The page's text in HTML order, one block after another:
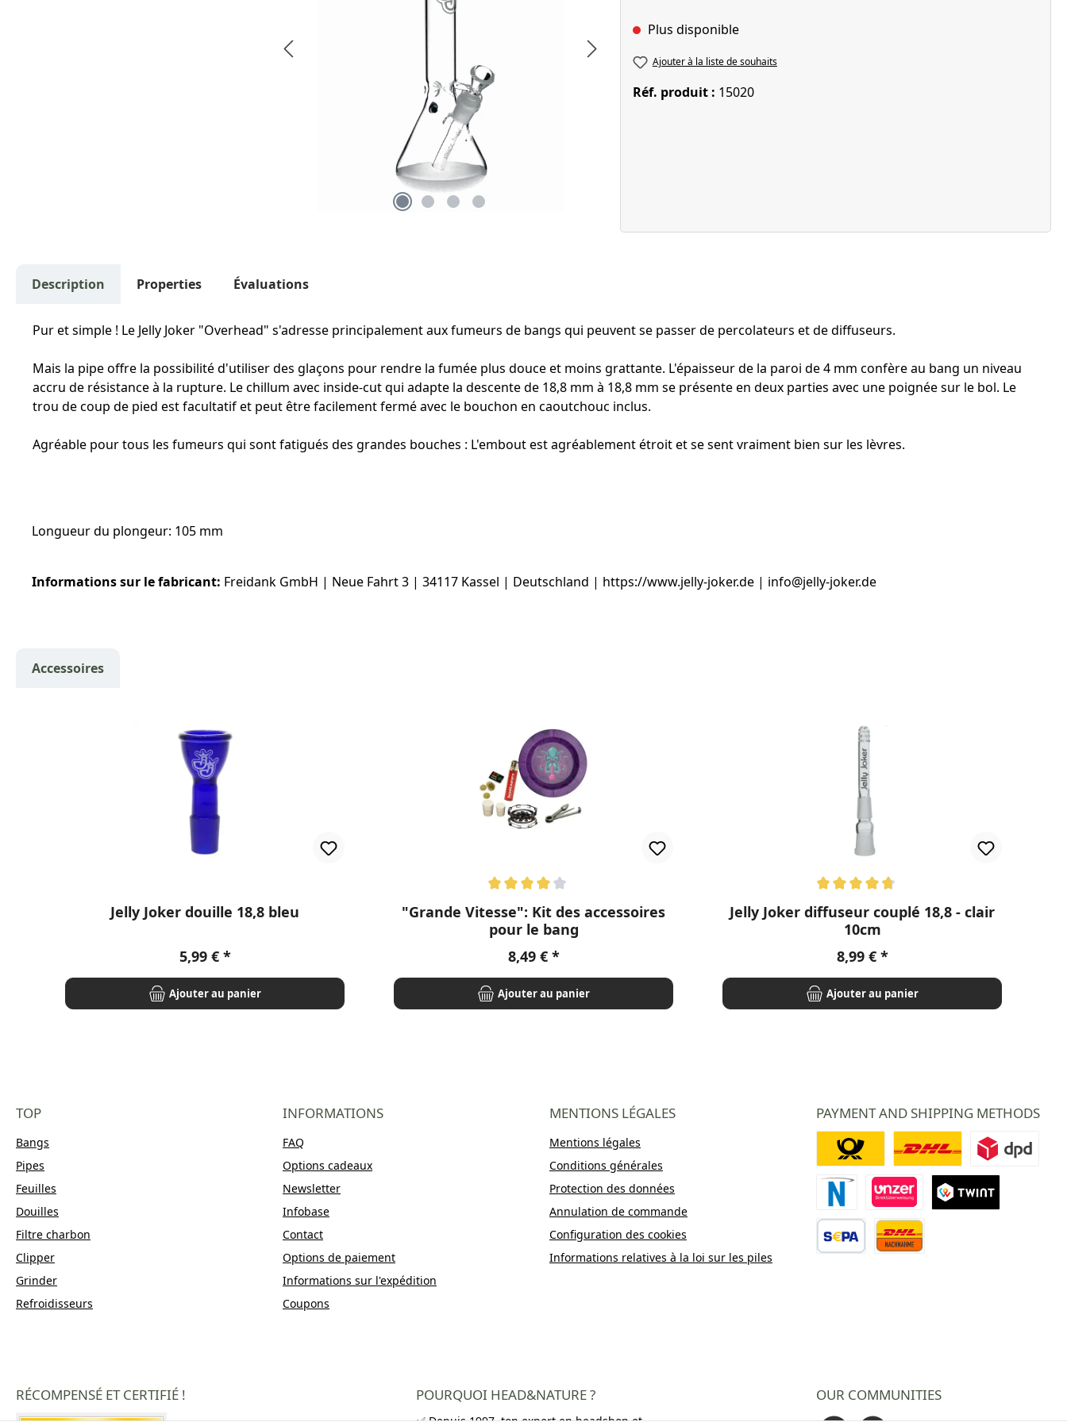
Plus disponible
Ajouter à la liste de souhaits
Réf. produit : 15020
Description Properties Évaluations
Pur et simple ! Le Jelly Joker "Overhead" s'adresse principalement aux fumeurs de bangs qui peuvent se passer de percolateurs et de diffuseurs.
Mais la pipe offre la possibilité d'utiliser des glaçons pour rendre la fumée plus douce et moins grattante. L'épaisseur de la paroi de 4 mm confère au bang un niveau
accru de résistance à la rupture. Le chillum avec inside-cut qui adapte la descente de 18,8 mm à 18,8 mm se présente en deux parties avec une poignée sur le bol. Le
trou de coup de pied est facultatif et peut être facilement fermé avec le bouchon en caoutchouc inclus.
Agréable pour tous les fumeurs qui sont fatigués des grandes bouches : L'embout est agréablement étroit et se sent vraiment bien sur les lèvres.
Longueur du plongeur: 105 mm
Informations sur le fabricant: Freidank GmbH | Neue Fahrt 3 | 34117 Kassel | Deutschland | https://www.jelly-joker.de | info@jelly-joker.de
Accessoires
Jelly Joker douille 18,8 bleu
Prix régulier :
5,99 €
Ajouter au panier
Note moyenne de 4 sur 5 étoiles
"Grande Vitesse": Kit des accessoires
pour le bang
Prix régulier :
8,49 €
Ajouter au panier
Note moyenne de 4.67 sur 5 étoiles
Jelly Joker diffuseur couplé 18,8 - clair
10cm
Prix régulier :
8,99 €
Ajouter au panier
TOP
Bangs
Pipes
Feuilles
Douilles
Filtre charbon
Clipper
Grinder
Refroidisseurs
INFORMATIONS
FAQ
Options cadeaux
Newsletter
Infobase
Contact
Options de paiement
Informations sur l'expédition
Coupons
MENTIONS LÉGALES
Mentions légales
Conditions générales
Protection des données
Annulation de commande
Configuration des cookies
Informations relatives à la loi sur les piles
PAYMENT AND SHIPPING METHODS
Paiement Novalnet
Virement direct
Deutsche PostDHL DPD
RÉCOMPENSÉ ET CERTIFIÉ ! POURQUOI HEAD&NATURE ? OUR COMMUNITIES